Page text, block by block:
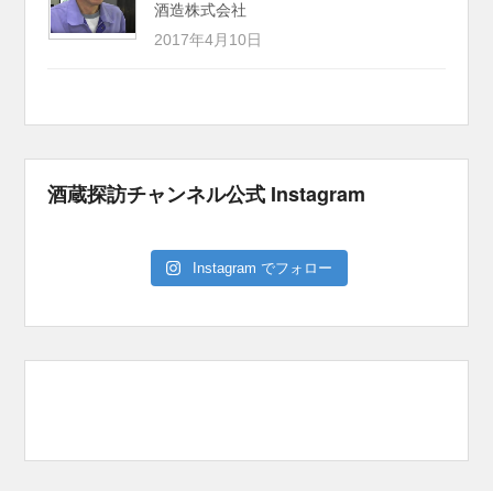
酒造株式会社
2017年4月10日
酒蔵探訪チャンネル公式 Instagram
Instagram でフォロー